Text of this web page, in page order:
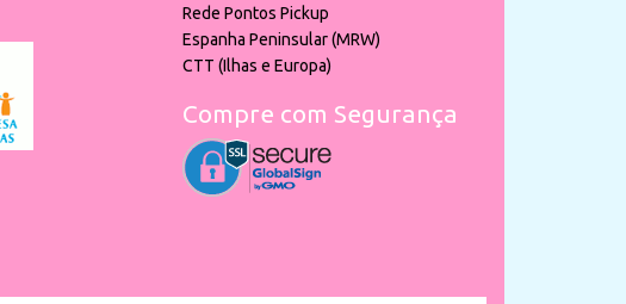
Rede Pontos Pickup
Espanha Peninsular (MRW)
CTT (Ilhas e Europa)
Compre com Segurança